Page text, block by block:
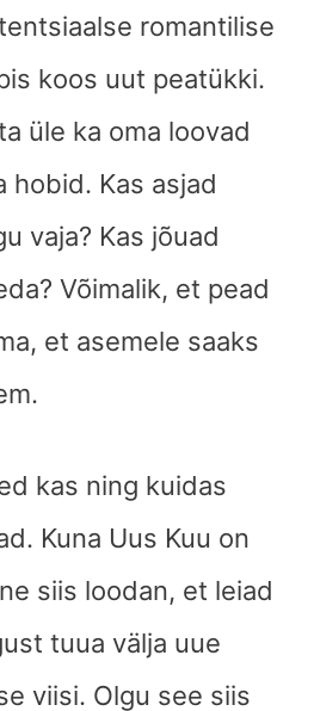
romantilise
koos uut peatükki.
üle ka oma loovad
hobid. Kas asjad
vaja? Kas jõuad
Võimalik, et pead
et asemele saaks
kas ning kuidas
Kuna Uus Kuu on
siis loodan, et leiad
tuua välja uue
viisi. Olgu see siis